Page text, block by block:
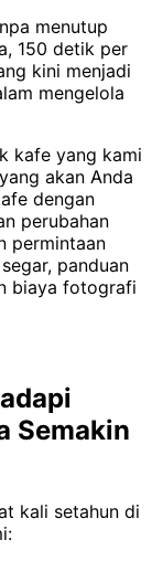
menutup
150 detik per
kini menjadi
mengelola
kafe yang kami
akan Anda
dengan
perubahan
permintaan
panduan
biaya fotografi
Semakin
kali setahun di